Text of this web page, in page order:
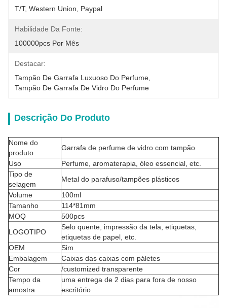
T/T, Western Union, Paypal
Habilidade Da Fonte:
100000pcs Por Mês
Destacar:
Tampão De Garrafa Luxuoso Do Perfume
Tampão De Garrafa De Vidro Do Perfume
Descrição Do Produto
Nome do
produto
Garrafa de perfume de vidro com tampão
Uso
Perfume, aromaterapia, óleo essencial, etc.
Tipo de
selagem
Metal do parafuso/tampões plásticos
Volume
100ml
Tamanho
114*81mm
MOQ
500pcs
LOGOTIPO
Selo quente, impressão da tela, etiquetas,
etiquetas de papel, etc.
OEM
Sim
Embalagem
Caixas das caixas com páletes
Cor
/customized transparente
Tempo da
amostra
uma entrega de 2 dias para fora de nosso
escritório